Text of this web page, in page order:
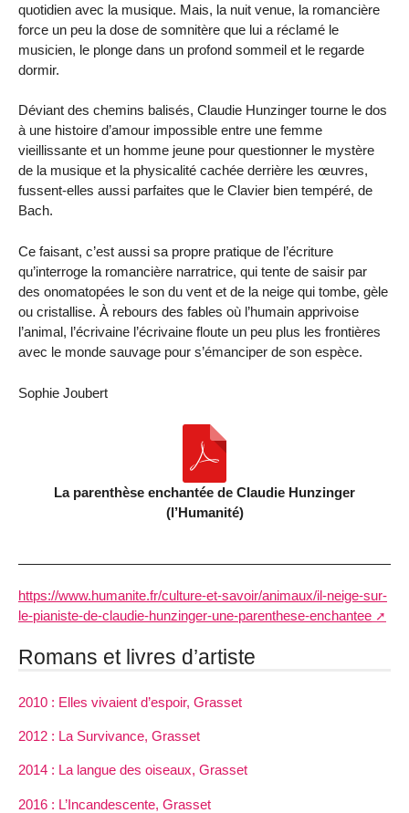
quotidien avec la musique. Mais, la nuit venue, la romancière
force un peu la dose de somnitère que lui a réclamé le
musicien, le plonge dans un profond sommeil et le regarde
dormir.
Déviant des chemins balisés, Claudie Hunzinger tourne le dos
à une histoire d’amour impossible entre une femme
vieillissante et un homme jeune pour questionner le mystère
de la musique et la physicalité cachée derrière les œuvres,
fussent-elles aussi parfaites que le Clavier bien tempéré, de
Bach.
Ce faisant, c’est aussi sa propre pratique de l’écriture
qu’interroge la romancière narratrice, qui tente de saisir par
des onomatopées le son du vent et de la neige qui tombe, gèle
ou cristallise. À rebours des fables où l’humain apprivoise
l’animal, l’écrivaine l’écrivaine floute un peu plus les frontières
avec le monde sauvage pour s’émanciper de son espèce.
Sophie Joubert
La parenthèse enchantée de Claudie Hunzinger
(l’Humanité)
https://www.humanite.fr/culture-et-savoir/animaux/il-neige-sur-
le-pianiste-de-claudie-hunzinger-une-parenthese-enchantee
Romans et livres d’artiste
2010 : Elles vivaient d’espoir, Grasset
2012 : La Survivance, Grasset
2014 : La langue des oiseaux, Grasset
2016 : L’Incandescente, Grasset